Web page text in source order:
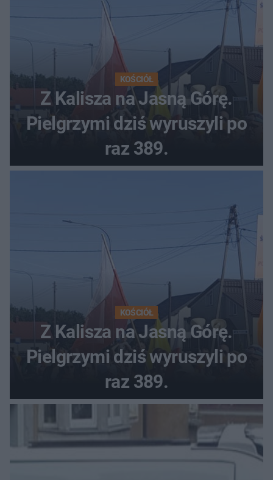
KOŚCIÓŁ
Z Kalisza na Jasną Górę.
Pielgrzymi dziś wyruszyli po
raz 389.
KOŚCIÓŁ
Z Kalisza na Jasną Górę.
Pielgrzymi dziś wyruszyli po
raz 389.